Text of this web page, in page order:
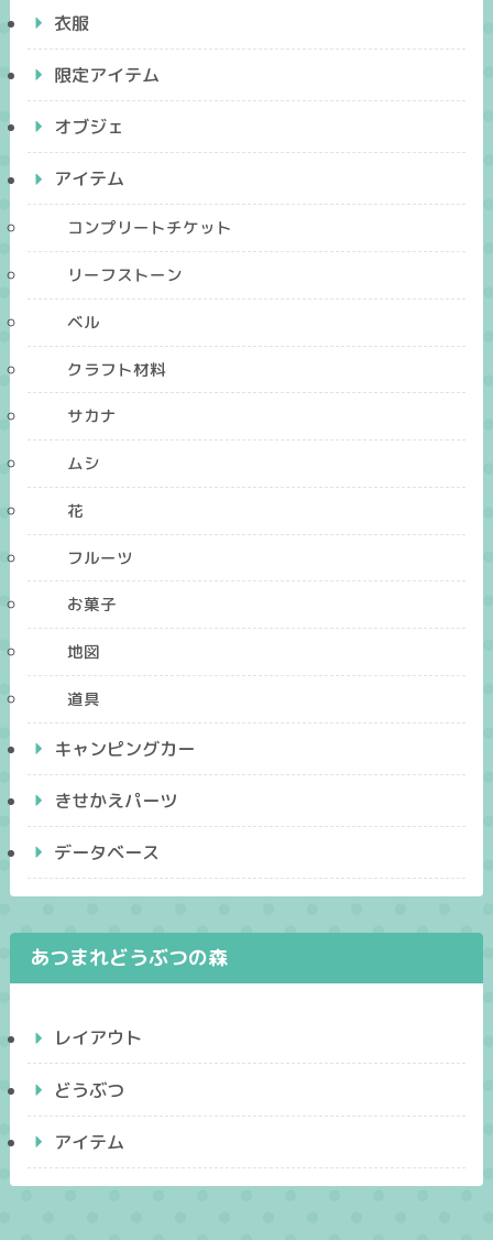
衣服
限定アイテム
オブジェ
アイテム
コンプリートチケット
リーフストーン
ベル
クラフト材料
サカナ
ムシ
花
フルーツ
お菓子
地図
道具
キャンピングカー
きせかえパーツ
データベース
あつまれどうぶつの森
レイアウト
どうぶつ
アイテム